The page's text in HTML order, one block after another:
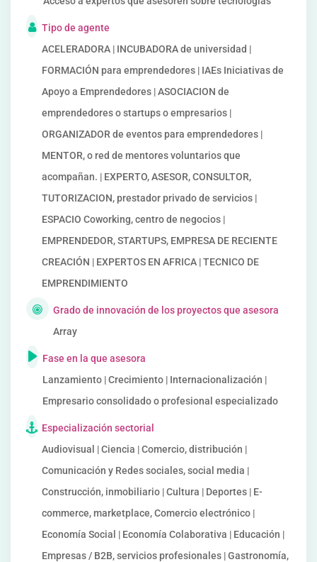
Tipo de agente
ACELERADORA | INCUBADORA de universidad |
FORMACIÓN para emprendedores | IAEs Iniciativas de
Apoyo a Emprendedores | ASOCIACION de
emprendedores o startups o empresarios |
ORGANIZADOR de eventos para emprendedores |
MENTOR, o red de mentores voluntarios que
acompañan. | EXPERTO, ASESOR, CONSULTOR,
TUTORIZACION, prestador privado de servicios |
ESPACIO Coworking, centro de negocios |
EMPRENDEDOR, STARTUPS, EMPRESA DE RECIENTE
CREACIÓN | EXPERTOS EN AFRICA | TECNICO DE
EMPRENDIMIENTO
Grado de innovación de los proyectos que asesora
Array
Fase en la que asesora
Lanzamiento | Crecimiento | Internacionalización |
Empresario consolidado o profesional especializado
Especialización sectorial
Audiovisual | Ciencia | Comercio, distribución |
Comunicación y Redes sociales, social media |
Construcción, inmobiliario | Cultura | Deportes | E-
commerce, marketplace, Comercio electrónico |
Economía Social | Economía Colaborativa | Educación |
Empresas / B2B, servicios profesionales | Gastronomía,